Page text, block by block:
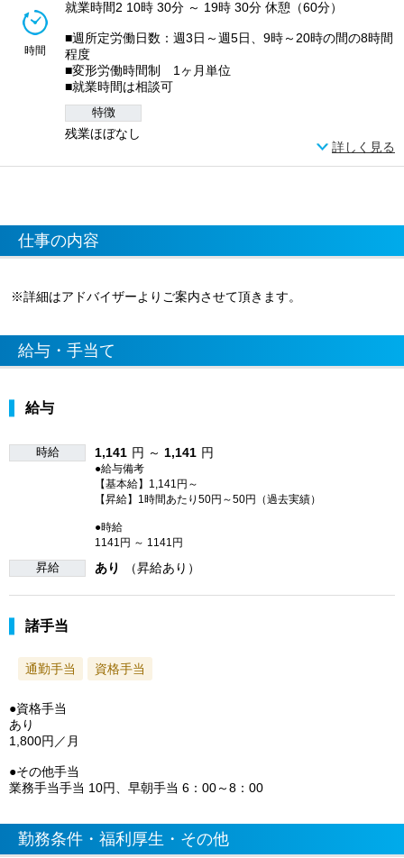
時間
就業時間2 10時 30分 ～ 19時 30分 休憩（60分）
■週所定労働日数：週3日～週5日、9時～20時の間の8時間
程度
■変形労働時間制 1ヶ月単位
■就業時間は相談可
特徴
残業ほぼなし
詳しく見る
仕事の内容
※詳細はアドバイザーよりご案内させて頂きます。
給与・手当て
給与
時給 1,141 円 ～ 1,141 円
●給与備考
【基本給】1,141円～
【昇給】1時間あたり50円～50円（過去実績）
●時給
1141円 ～ 1141円
昇給 あり （昇給あり）
諸手当
通勤手当 資格手当
●資格手当
あり
1,800円／月
●その他手当
業務手当手当 10円、早朝手当 6：00～8：00
勤務条件・福利厚生・その他